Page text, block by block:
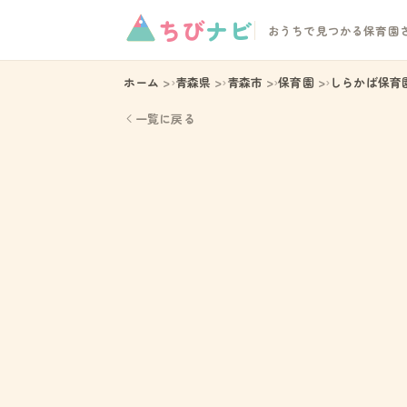
ちびナビ おうちで見つかる保育園
ホーム 青森県 青森市 保育園 しらかば保育
一覧に戻る